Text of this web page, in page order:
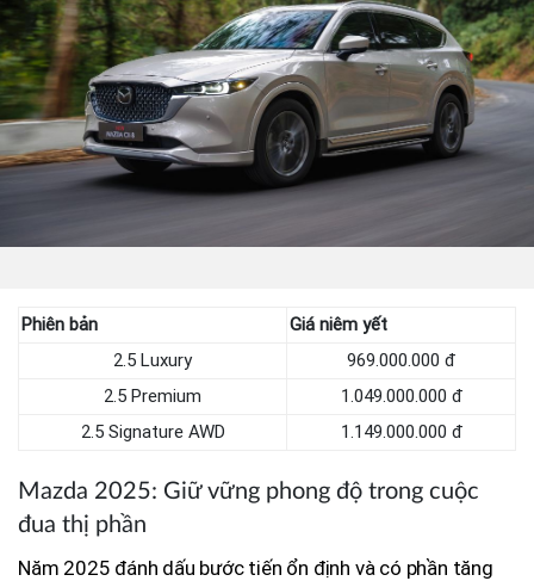
Phiên bản
Giá niêm yết
2.5 Luxury
969.000.000 đ
2.5 Premium
1.049.000.000 đ
2.5 Signature AWD
1.149.000.000 đ
Mazda 2025: Giữ vững phong độ trong cuộc
đua thị phần
Năm 2025 đánh dấu bước tiến ổn định và có phần tăng